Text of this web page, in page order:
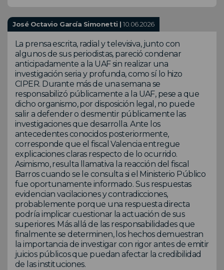
José Octavio García Simonetti |10.06.2026
La prensa escrita, radial y televisiva, junto con
algunos de sus periodistas, pareció condenar
anticipadamente a la UAF sin realizar una
investigación seria y profunda, como sí lo hizo
CIPER. Durante más de una semana se
responsabilizó públicamente a la UAF, pese a que
dicho organismo, por disposición legal, no puede
salir a defender o desmentir públicamente las
investigaciones que desarrolla. Ante los
antecedentes conocidos posteriormente,
corresponde que el fiscal Valencia entregue
explicaciones claras respecto de lo ocurrido.
Asimismo, resulta llamativa la reacción del fiscal
Barros cuando se le consulta si el Ministerio Público
fue oportunamente informado. Sus respuestas
evidencian vacilaciones y contradicciones,
probablemente porque una respuesta directa
podría implicar cuestionar la actuación de sus
superiores. Más allá de las responsabilidades que
finalmente se determinen, los hechos demuestran
la importancia de investigar con rigor antes de emitir
juicios públicos que puedan afectar la credibilidad
de las instituciones.